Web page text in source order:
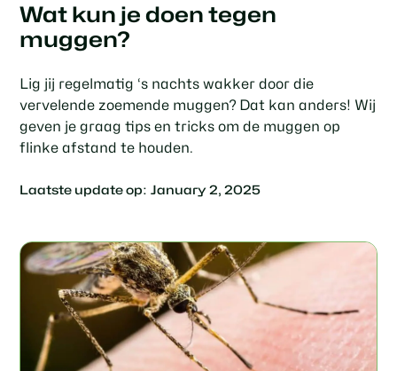
Wat kun je doen tegen
muggen?
Lig jij regelmatig ‘s nachts wakker door die
vervelende zoemende muggen? Dat kan anders! Wij
geven je graag tips en tricks om de muggen op
flinke afstand te houden.
Laatste update op: January 2, 2025